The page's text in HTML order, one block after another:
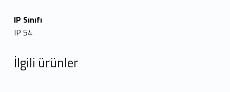
IP Sınıfı
IP 54
İlgili ürünler